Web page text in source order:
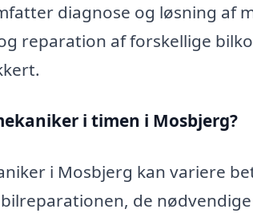
diagnose og løsning af
reparation af forskellige
i timen i Mosbjerg?
i Mosbjerg kan variere
de